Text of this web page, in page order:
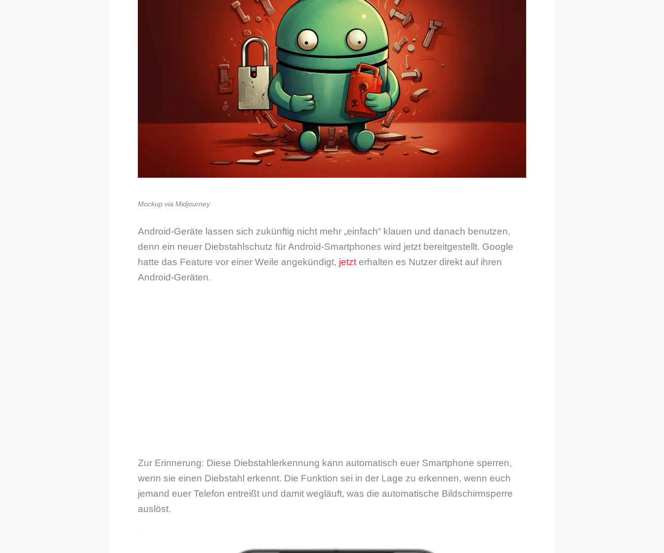
Mockup via Midjourney
Android-Geräte lassen sich zukünftig nicht mehr „einfach“ klauen und danach benutzen,
denn ein neuer Diebstahlschutz für Android-Smartphones wird jetzt bereitgestellt. Google
hatte das Feature vor einer Weile angekündigt, jetzt erhalten es Nutzer direkt auf ihren
Android-Geräten.
Zur Erinnerung: Diese Diebstahlerkennung kann automatisch euer Smartphone sperren,
wenn sie einen Diebstahl erkennt. Die Funktion sei in der Lage zu erkennen, wenn euch
jemand euer Telefon entreißt und damit wegläuft, was die automatische Bildschirmsperre
auslöst.